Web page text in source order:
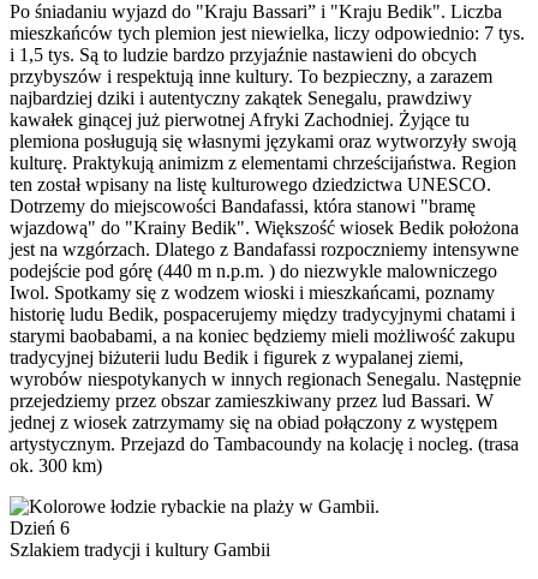
Po śniadaniu wyjazd do "Kraju Bassari” i "Kraju Bedik". Liczba
mieszkańców tych plemion jest niewielka, liczy odpowiednio: 7 tys.
i 1,5 tys. Są to ludzie bardzo przyjaźnie nastawieni do obcych
przybyszów i respektują inne kultury. To bezpieczny, a zarazem
najbardziej dziki i autentyczny zakątek Senegalu, prawdziwy
kawałek ginącej już pierwotnej Afryki Zachodniej. Żyjące tu
plemiona posługują się własnymi językami oraz wytworzyły swoją
kulturę. Praktykują animizm z elementami chrześcijaństwa. Region
ten został wpisany na listę kulturowego dziedzictwa UNESCO.
Dotrzemy do miejscowości Bandafassi, która stanowi "bramę
wjazdową" do "Krainy Bedik". Większość wiosek Bedik położona
jest na wzgórzach. Dlatego z Bandafassi rozpoczniemy intensywne
podejście pod górę (440 m n.p.m. ) do niezwykle malowniczego
Iwol. Spotkamy się z wodzem wioski i mieszkańcami, poznamy
historię ludu Bedik, pospacerujemy między tradycyjnymi chatami i
starymi baobabami, a na koniec będziemy mieli możliwość zakupu
tradycyjnej biżuterii ludu Bedik i figurek z wypalanej ziemi,
wyrobów niespotykanych w innych regionach Senegalu. Następnie
przejedziemy przez obszar zamieszkiwany przez lud Bassari. W
jednej z wiosek zatrzymamy się na obiad połączony z występem
artystycznym. Przejazd do Tambacoundy na kolację i nocleg. (trasa
ok. 300 km)
Dzień 6
Szlakiem tradycji i kultury Gambii